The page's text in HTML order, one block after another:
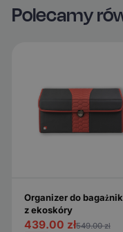
Polecamy
Organizer do
z ekoskóry
439.00 zł549.00zł